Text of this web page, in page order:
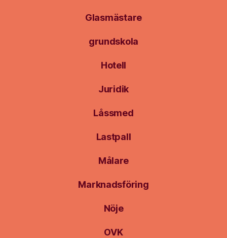
Glasmästare
grundskola
Hotell
Juridik
Låssmed
Lastpall
Målare
Marknadsföring
Nöje
OVK